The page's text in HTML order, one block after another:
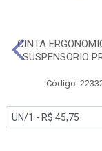
CINTA
SUSPENSORIO
Código: